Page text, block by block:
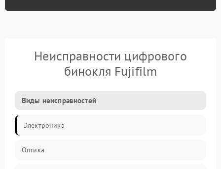
Неисправности цифрового
бинокля Fujifilm
Виды неисправностей
Электроника
Оптика